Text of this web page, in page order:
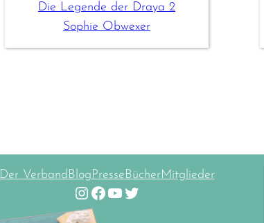
Die Legende der Draya 2
Sophie Obwexer
Der VerbandBlogPresseBücherMitglieder
Instagram Facebook YouTube Twitter